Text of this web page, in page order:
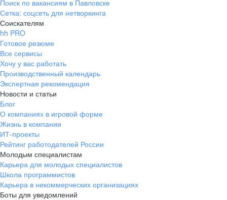
Поиск по вакансиям в Павловске
Сетка: соцсеть для нетворкинга
Соискателям
hh PRO
Готовое резюме
Все сервисы
Хочу у вас работать
Производственный календарь
Экспертная рекомендация
Новости и статьи
Блог
О компаниях в игровой форме
Жизнь в компании
ИТ-проекты
Рейтинг работодателей России
Молодым специалистам
Карьера для молодых специалистов
Школа программистов
Карьера в некоммерческих организациях
Боты для уведомлений